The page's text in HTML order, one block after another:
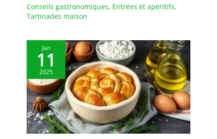
Conseils gastronomiques, Entrées et apéritifs,
Tartinades maison
Jan
11
2025